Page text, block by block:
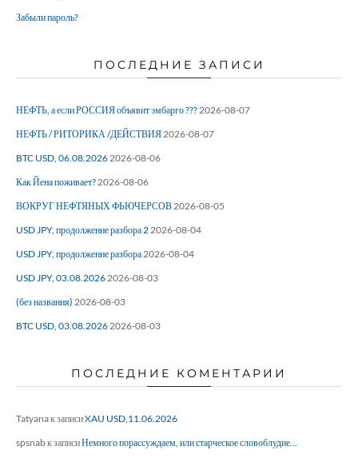
Забыли пароль?
ПОСЛЕДНИЕ ЗАПИСИ
НЕФТЬ, а если РОССИЯ объявит эмбарго ??? 2026-08-07
НЕФТЬ / РИТОРИКА /ДЕЙСТВИЯ 2026-08-07
BTC USD, 06.08.2026 2026-08-06
Как Йена поживает? 2026-08-06
ВОКРУГ НЕФТЯНЫХ ФЬЮЧЕРСОВ 2026-08-05
USD JPY, продолжение разбора 2 2026-08-04
USD JPY, продолжение разбора 2026-08-04
USD JPY, 03.08.2026 2026-08-03
(без названия) 2026-08-03
BTC USD, 03.08.2026 2026-08-03
ПОСЛЕДНИЕ КОМЕНТАРИИ
Tatyanaк записиXAU USD,11.06.2026
spsnabк записиНемного порассуждаем, или старческое словоблудие…